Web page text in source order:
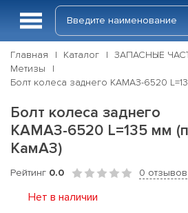
Главная Каталог ЗАПАСНЫЕ
Метизы
Болт колеса заднего КАМАЗ-6520
Болт колеса заднего
КАМАЗ-6520 L=135 мм
КамАЗ)
Рейтинг 0.0 0 отзывов
Нет в наличии